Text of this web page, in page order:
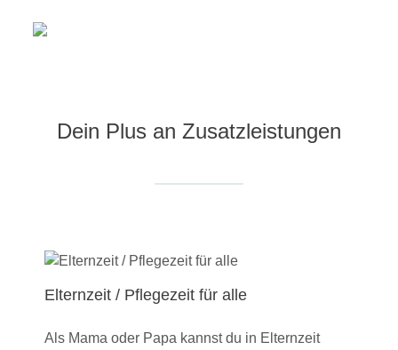
Dein Plus an Zusatzleistungen
Elternzeit / Pflegezeit für alle
Als Mama oder Papa kannst du in Elternzeit